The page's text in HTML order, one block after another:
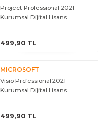
Project Professional 2021
Kurumsal Dijital Lisans
499,90 TL
MICROSOFT
Visio Professional 2021
Kurumsal Dijital Lisans
499,90 TL